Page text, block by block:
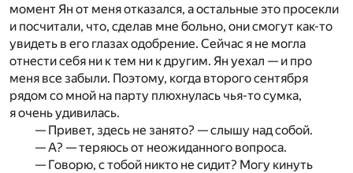
момент Ян от меня отказался, а остальные это просекли
и посчитали, что, сделав мне больно, они смогут как-то
увидеть в его глазах одобрение. Сейчас я не могла
отнести себя ни к тем ни к другим. Ян уехал — и про
меня все забыли. Поэтому, когда второго сентября
рядом со мной на парту плюхнулась чья-то сумка,
я очень удивилась.
— Привет, здесь не занято? — слышу над собой.
— А? — теряюсь от неожиданного вопроса.
— Говорю, с тобой никто не сидит? Могу кинуть